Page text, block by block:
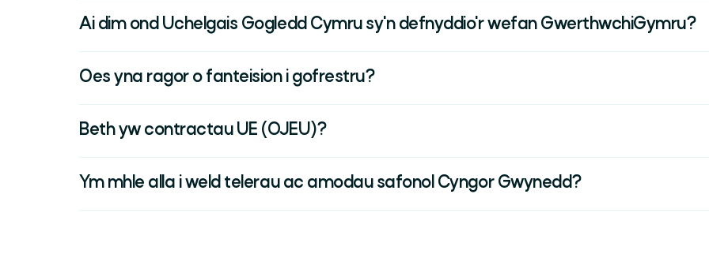
Ai dim ond Uchelgais Gogledd Cymru sy'n defnyddio'r wefan GwerthwchiGymru?
Oes yna ragor o fanteision i gofrestru?
Beth yw contractau UE (OJEU)?
Ym mhle alla i weld telerau ac amodau safonol Cyngor Gwynedd?